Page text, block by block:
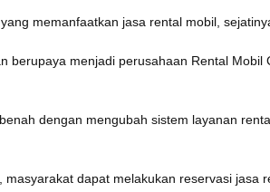
memanfaatkan jasa rental mobil,
berupaya menjadi perusahaan Rental
dengan mengubah sistem layanan
dapat melakukan reservasi